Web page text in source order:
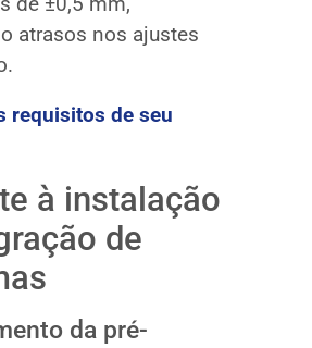
atrasos nos ajustes
requisitos de seu
à instalação
de
da pré-